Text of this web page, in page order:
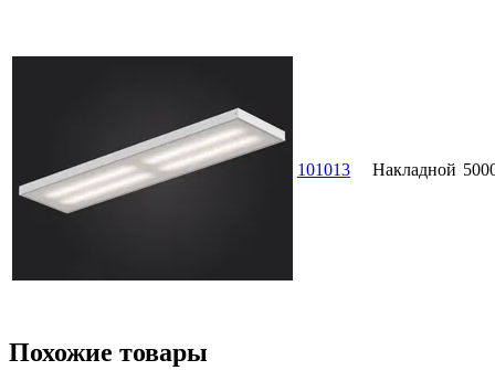
101013 Накладной
Похожие товары